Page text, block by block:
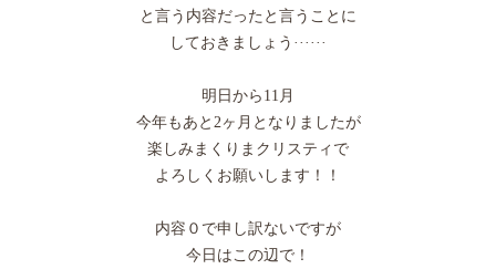
と言う内容だったと言うことに
しておきましょう······
明日から11月
今年もあと2ヶ月となりましたが
楽しみまくりまクリスティで
よろしくお願いします！！
内容０で申し訳ないですが
今日はこの辺で！